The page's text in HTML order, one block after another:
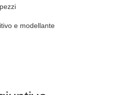
e modellante